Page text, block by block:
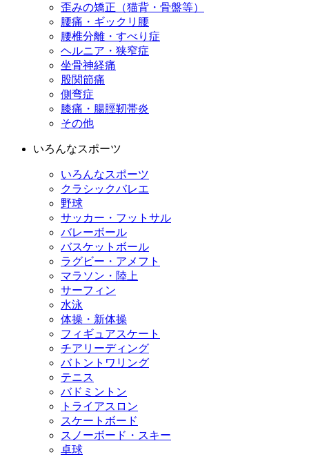
歪みの矯正（猫背・骨盤等）
腰痛・ギックリ腰
腰椎分離・すべり症
ヘルニア・狭窄症
坐骨神経痛
股関節痛
側弯症
膝痛・腸脛靭帯炎
その他
いろんなスポーツ
いろんなスポーツ
クラシックバレエ
野球
サッカー・フットサル
バレーボール
バスケットボール
ラグビー・アメフト
マラソン・陸上
サーフィン
水泳
体操・新体操
フィギュアスケート
チアリーディング
バトントワリング
テニス
バドミントン
トライアスロン
スケートボード
スノーボード・スキー
卓球